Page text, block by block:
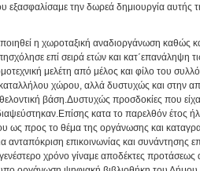
την δωρεά δημιουργία αυτής
η χωροταξική αναδιοργάνωση καθώς
επί σειρά ετών και κατ΄επανάληψη τις
μελέτη από μέλος και φίλο του
χώρου, αλλά δυστυχώς και στην
βάση.Δυστυχώς προσδοκίες που
κατα το παρελθόν έτος
ως προς το θέμα της οργάνωσης και
επικοινωνίας και συνάντησης
χρόνο γίναμε αποδέκτες προτάσεως